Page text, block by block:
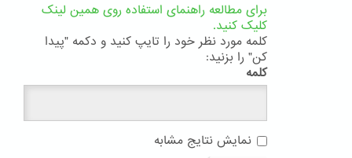
برای مطالعه راهنمای استفاده روی همین لینک
کلیک کنید.
کلمه مورد نظر خود را تایپ کنید و دکمه "پیدا
کن" را بزنید:
کلمه
نمایش نتایج مشابه